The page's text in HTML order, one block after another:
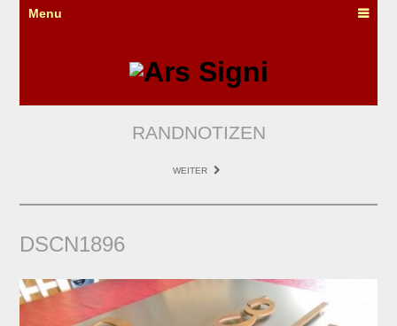
Menu
RANDNOTIZEN
WEITER
DSCN1896